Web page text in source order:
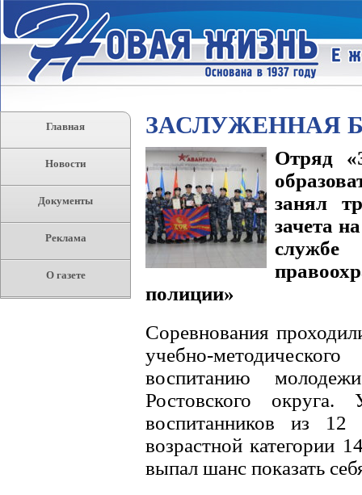
Главная
Новости
Документы
Реклама
О газете
ЗАСЛУЖЕННАЯ
Отряд
занял
зачета
полиции»
Соревнования
учебно-
воспитанию
Ростовского округа.
воспитанников из
возрастной категории
выпал шанс показать